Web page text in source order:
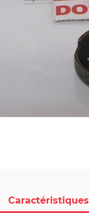
Caractéristiques